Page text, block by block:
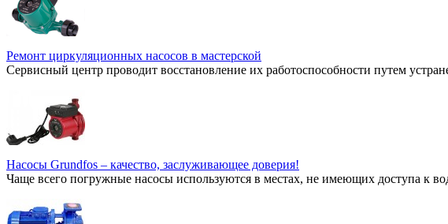
Ремонт циркуляционных насосов в мастерской
Сервисный центр проводит восстановление их работоспособности путем
Насосы Grundfos – качество, заслуживающее доверия!
Чаще всего погружные насосы используются в местах, не имеющих доступа к